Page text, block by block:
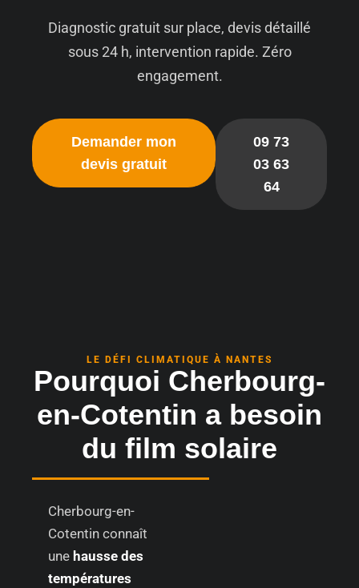
Diagnostic gratuit sur place, devis détaillé
sous 24 h, intervention rapide. Zéro
engagement.
Demander mon
devis gratuit
09 73
03 63
64
LE DÉFI CLIMATIQUE À NANTES
Pourquoi Cherbourg-
en-Cotentin a besoin
du film solaire
Cherbourg-en-
Cotentin connaît
une hausse des
températures